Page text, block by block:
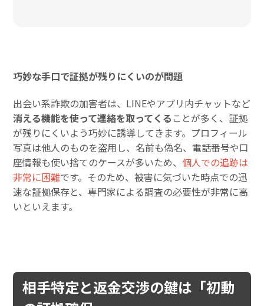
巧妙な手口で証拠が残りにくいのが問題
出会い系詐欺の加害者は、LINEやアプリ内チャットなど
消える機能を使って連絡を取ってくる ことが多く、証拠
が残りにくいよう巧妙に誘導してきます。プロフィール
写真は他人のものを盗用し、名前も偽名、電話番号や口
座情報も使い捨てのケースが多いため、 個人での追跡は
非常に困難です。そのため、被害に気づいた時点での迅
速な証拠保存と、専門家による調査の必要性が非常に高
いといえます。
相手特定と返金交渉の鍵は「初動